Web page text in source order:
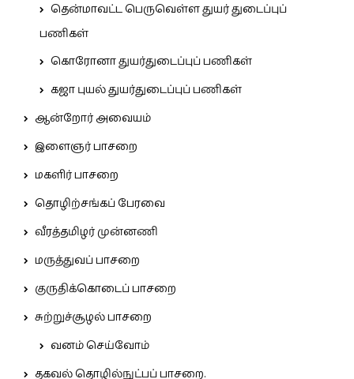
தென்மாவட்ட பெருவெள்ள துயர் துடைப்புப்
பணிகள்
கொரோனா துயர்துடைப்புப் பணிகள்
கஜா புயல் துயர்துடைப்புப் பணிகள்
ஆன்றோர் அவையம்
இளைஞர் பாசறை
மகளிர் பாசறை
தொழிற்சங்கப் பேரவை
வீரத்தமிழர் முன்னணி
மருத்துவப் பாசறை
குருதிக்கொடைப் பாசறை
சுற்றுச்சூழல் பாசறை
வனம் செய்வோம்
தகவல் தொழில்நுட்பப் பாசறை.